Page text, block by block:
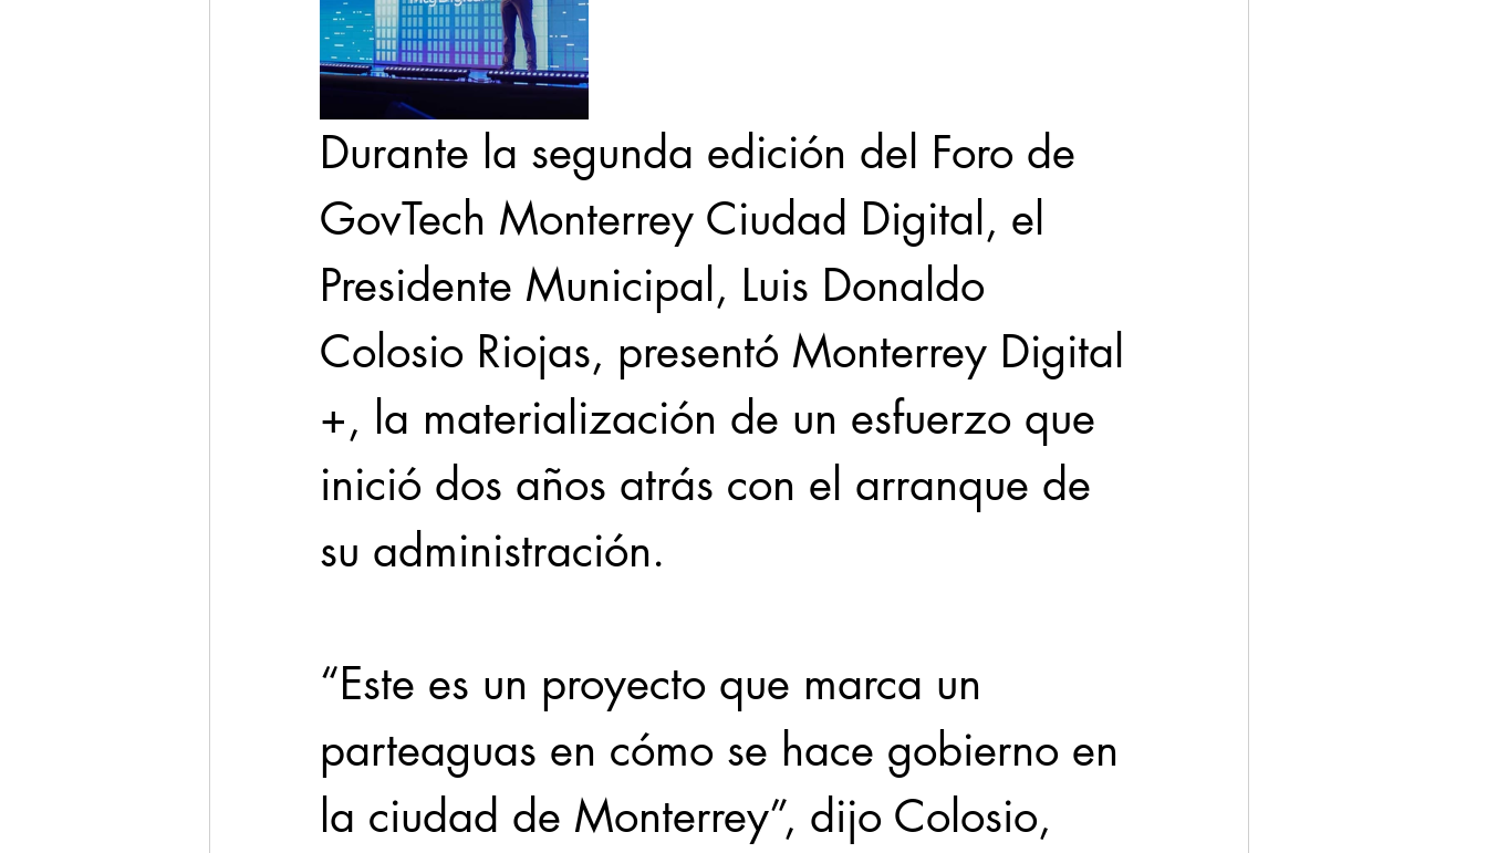
Durante la segunda edición del Foro de
GovTech Monterrey Ciudad Digital, el
Presidente Municipal, Luis Donaldo
Colosio Riojas, presentó Monterrey Digital
+, la materialización de un esfuerzo que
inició dos años atrás con el arranque de
su administración.
“Este es un proyecto que marca un
parteaguas en cómo se hace gobierno en
la ciudad de Monterrey”, dijo Colosio,